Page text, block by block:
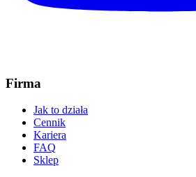
Firma
Jak to działa
Cennik
Kariera
FAQ
Sklep